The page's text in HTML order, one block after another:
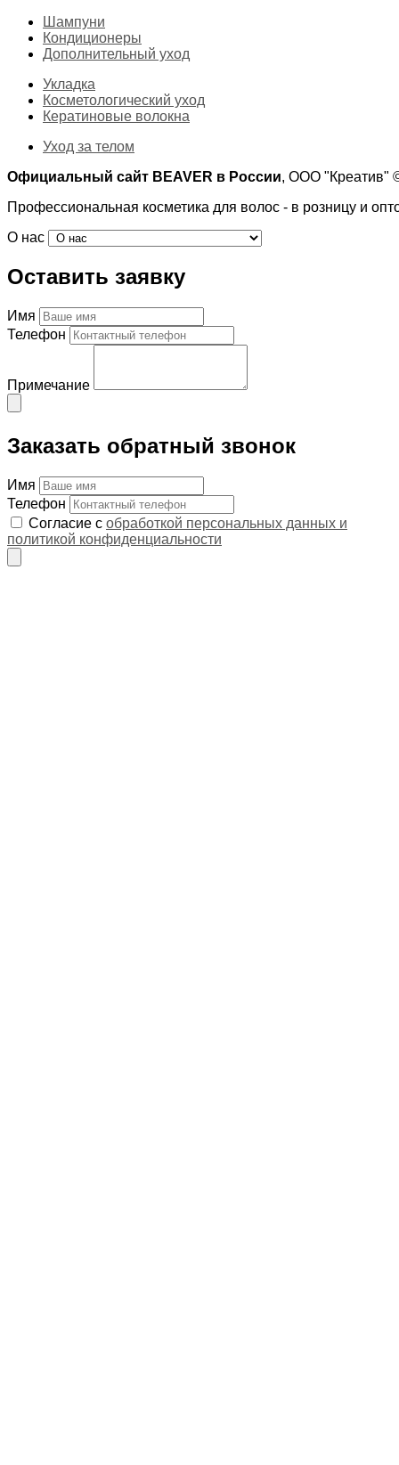
Шампуни
Кондиционеры
Дополнительный уход
Укладка
Косметологический уход
Кератиновые волокна
Уход за телом
Официальный сайт BEAVER в России, ООО "Креатив"
Профессиональная косметика для волос - в розницу и
О нас
Оставить заявку
Имя
Телефон
Примечание
Заказать обратный звонок
Имя
Телефон
Согласие с обработкой персональных данных и
политикой конфиденциальности